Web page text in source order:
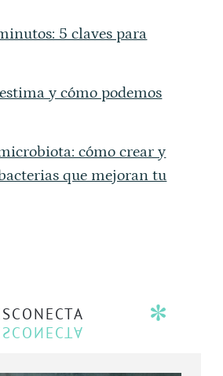
5 claves para
y cómo podemos
cómo crear y
que mejoran tu